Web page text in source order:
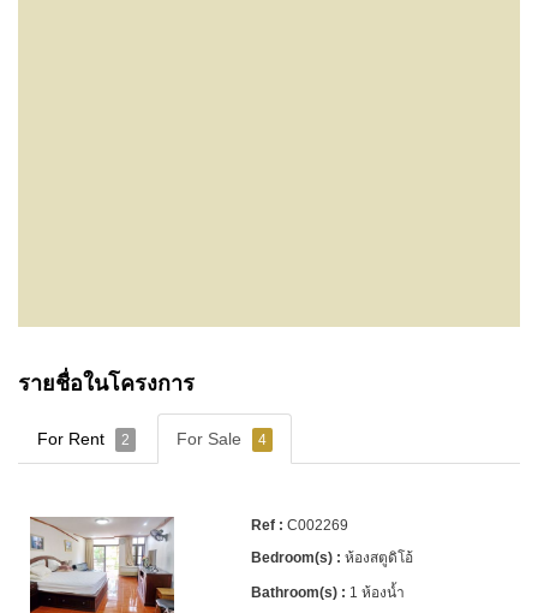
รายชื่อในโครงการ
For Rent 2 For Sale 4
C002269
ห้องสตูดิโอ้
1 ห้องน้ำ